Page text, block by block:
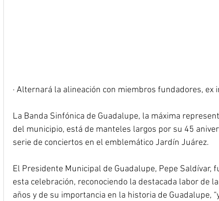
· Alternará la alineación con miembros fundadores, ex
La Banda Sinfónica de Guadalupe, la máxima
del municipio, está de manteles largos por su 45
serie de conciertos en el emblemático Jardín Juárez.
El Presidente Municipal de Guadalupe, Pepe Saldívar,
esta celebración, reconociendo la destacada labor de
años y de su importancia en la historia de Guadalupe,